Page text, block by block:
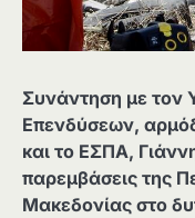
Συνάντηση με τον
Επενδύσεων,
και το ΕΣΠΑ,
παρεμβάσεις της
Μακεδονίας στο